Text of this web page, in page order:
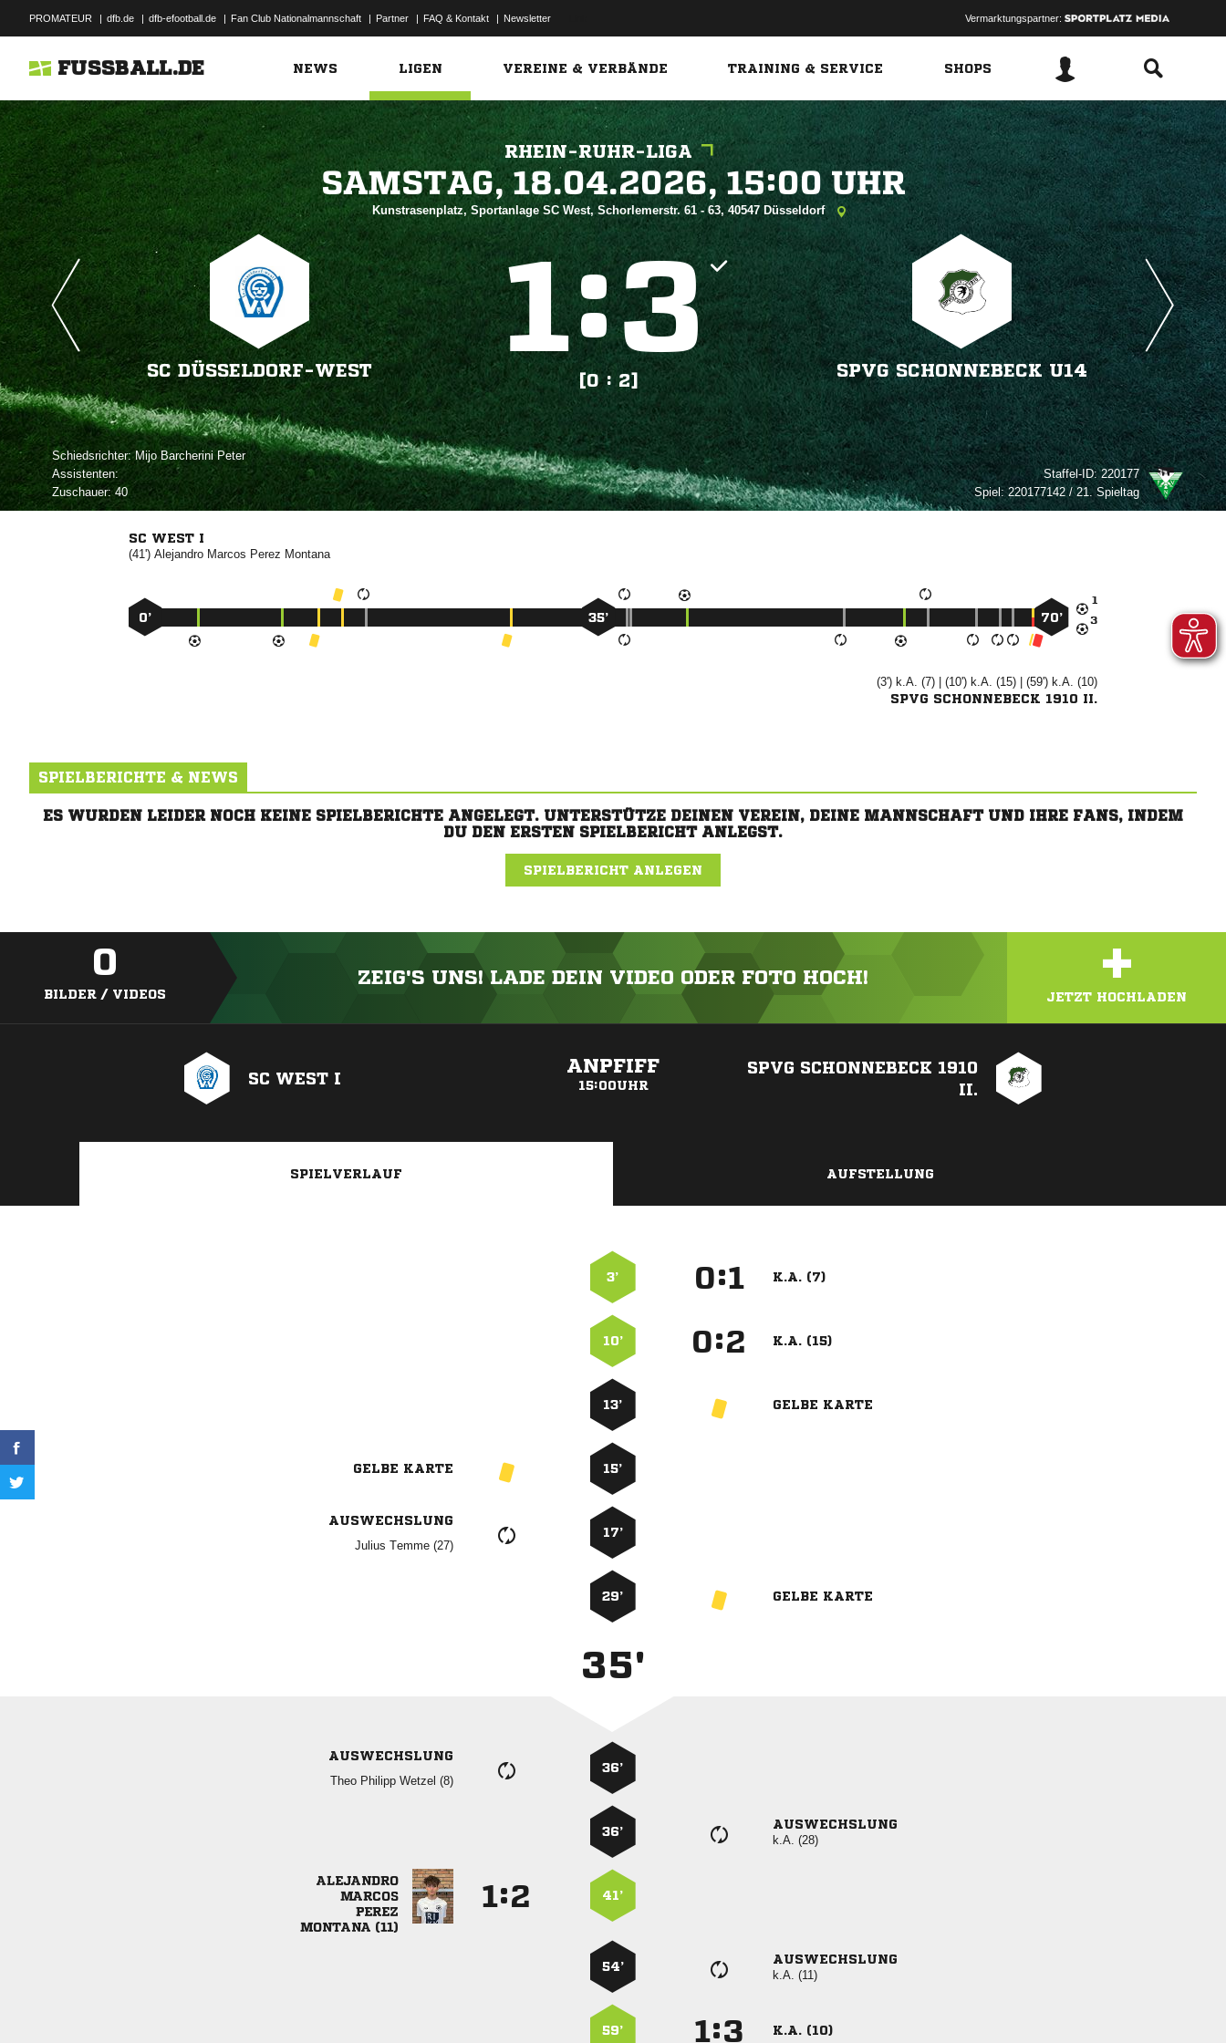
PROMATEUR | dfb.de | dfb-efootball.de | Fan Club Nationalmannschaft | Partner | FAQ & Kontakt | Newsletter Vermarktungspartner:
FUSSBALL.DE NEWS LIGEN VEREINE & VERBÄNDE TRAINING & SERVICE SHOPS
RHEIN-RUHR-LIGA
   
Kunstrasenplatz, Sportanlage SC West, Schorlemerstr. 61 - 63, 40547 Düsseldorf
SC DÜSSELDORF-WEST
:
[0 : 2]
SPVG SCHONNEBECK U14
Schiedsrichter:   
Assistenten:
Zuschauer:40
Staffel-ID:220177
Spiel:220177142 / 21. Spieltag
SC WEST I
(41')    


0’ 35’ 70’
(3') k.A. (7) | (10') k.A. (15) | (59') k.A. (10)
SPVG SCHONNEBECK 1910 II.
SPIELBERICHTE & NEWS
ES WURDEN LEIDER NOCH KEINE SPIELBERICHTE ANGELEGT. UNTERSTÜTZE DEINEN VEREIN, DEINE MANNSCHAFT UND IHRE FANS, INDEM
DU DEN ERSTEN SPIELBERICHT ANLEGST.
SPIELBERICHT ANLEGEN
0
BILDER / VIDEOS
ZEIG'S UNS! LADE DEIN VIDEO ODER FOTO HOCH! +
JETZT HOCHLADEN
SC WEST I
ANPFIFF
15:00UHR
SPVG SCHONNEBECK 1910
II.
SPIELVERLAUF AUFSTELLUNG
3’ : K.A. (7)
10’ : K.A. (15)
13’ GELBE KARTE
GELBE KARTE 15’
AUSWECHSLUNG
  
17’
29’ GELBE KARTE
35'
AUSWECHSLUNG
   
36’
36’
AUSWECHSLUNG
k.A. (28)



 
: 41’
54’
AUSWECHSLUNG
k.A. (11)
59’ : K.A. (10)